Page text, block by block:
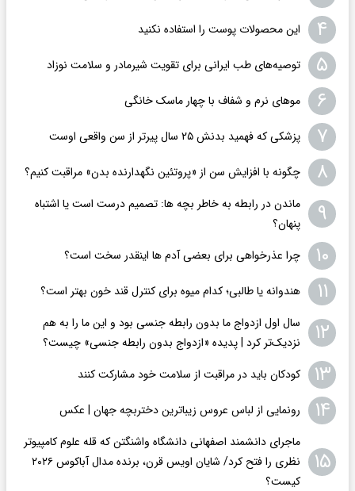
۴ این محصولات پوست را استفاده نکنید
۵ توصیه‌های طب ایرانی برای تقویت شیرمادر و سلامت نوزاد
۶ موهای نرم و شفاف با چهار ماسک خانگی
۷ پزشکی که فهمید بدنش ۲۵ سال پیرتر از سن واقعی اوست
۸ چگونه با افزایش سن از «پروتئین نگهدارنده بدن» مراقبت کنیم؟
۹
ماندن در رابطه به خاطر بچه ها: تصمیم درست است یا اشتباه
پنهان؟
۱۰ چرا عذرخواهی برای بعضی آدم ها اینقدر سخت است؟
۱۱ هندوانه یا طالبی؛ کدام‌ میوه برای کنترل قند خون بهتر است؟
۱۲
سال اول ازدواج ما بدون رابطه جنسی بود و این ما را به هم
نزدیک‌تر کرد | پدیده «ازدواج بدون رابطه جنسی» چیست؟
۱۳ کودکان باید در مراقبت از سلامت خود مشارکت کنند
۱۴ رونمایی از لباس عروس زیباترین دختربچه جهان | عکس
۱۵
ماجرای دانشمند اصفهانی دانشگاه واشنگتن که قله علوم کامپیوتر
نظری را فتح کرد/ شایان اویس‌ قرن، برنده مدال آباکوس ۲۰۲۶
کیست؟